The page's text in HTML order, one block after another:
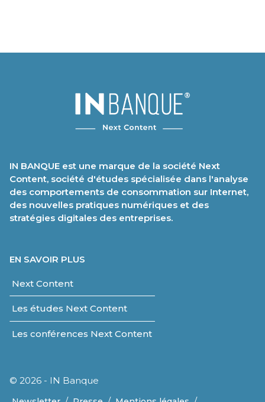
IN BANQUE est une marque de la société Next
Content, société d'études spécialisée dans l'analyse
des comportements de consommation sur Internet,
des nouvelles pratiques numériques et des
stratégies digitales des entreprises.
EN SAVOIR PLUS
Next Content
Les études Next Content
Les conférences Next Content
© 2026 - IN Banque